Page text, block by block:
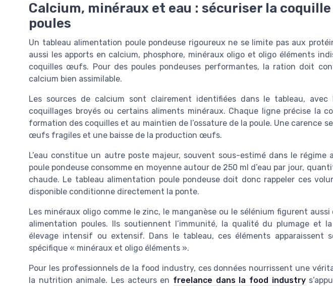
Calcium, minéraux et eau : sécuriser la
poules
Un tableau alimentation poule pondeuse rigoureux ne se limite pas aux
aussi les apports en calcium, phosphore, minéraux oligo et oligo éléments
coquilles œufs. Pour des poules pondeuses performantes, la ration doit
calcium bien assimilable.
Les sources de calcium sont clairement identifiées dans le tableau, avec
coquillages broyés ou certains aliments minéraux. Chaque ligne précise la
formation des coquilles et au maintien de l’ossature de la poule. Une carence
œufs fragiles et une baisse de la production œufs.
L’eau constitue un autre poste majeur, souvent sous-estimé dans le régime
poule pondeuse consomme en moyenne autour de 250 ml d’eau par jour,
chaude. Le tableau alimentation poule pondeuse doit donc rappeler ces
disponible conditionne directement la ponte.
Les minéraux oligo comme le zinc, le manganèse ou le sélénium figurent
alimentation poules. Ils soutiennent l’immunité, la qualité du plumage et
élevage intensif ou extensif. Dans le tableau, ces éléments apparaissent
spécifique « minéraux et oligo éléments ».
Pour les professionnels de la food industry, ces données nourrissent une
la nutrition animale. Les acteurs en freelance dans la food industry